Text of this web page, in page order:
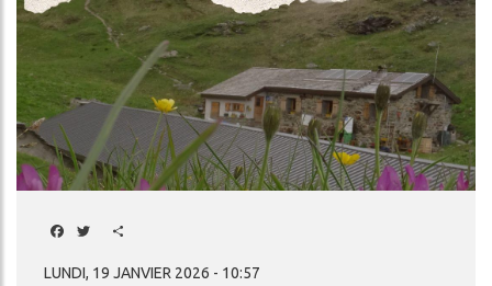
Facebook
Twitter
LUNDI, 19 JANVIER 2026 - 10:57